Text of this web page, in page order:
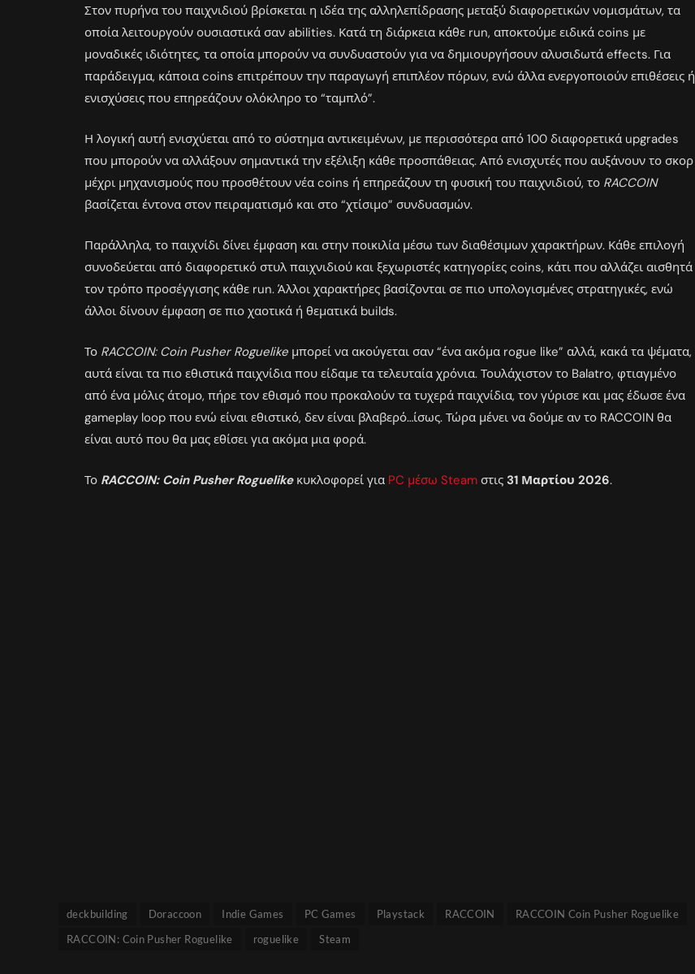
Στον πυρήνα του παιχνιδιού βρίσκεται η ιδέα της αλληλεπίδρασης μεταξύ διαφορετικών νομισμάτων, τα
οποία λειτουργούν ουσιαστικά σαν abilities. Κατά τη διάρκεια κάθε run, αποκτούμε ειδικά coins με
μοναδικές ιδιότητες, τα οποία μπορούν να συνδυαστούν για να δημιουργήσουν αλυσιδωτά effects. Για
παράδειγμα, κάποια coins επιτρέπουν την παραγωγή επιπλέον πόρων, ενώ άλλα ενεργοποιούν επιθέσεις ή
ενισχύσεις που επηρεάζουν ολόκληρο το “ταμπλό”.
Η λογική αυτή ενισχύεται από το σύστημα αντικειμένων, με περισσότερα από 100 διαφορετικά upgrades
που μπορούν να αλλάξουν σημαντικά την εξέλιξη κάθε προσπάθειας. Από ενισχυτές που αυξάνουν το σκορ
μέχρι μηχανισμούς που προσθέτουν νέα coins ή επηρεάζουν τη φυσική του παιχνιδιού, το RACCOIN
βασίζεται έντονα στον πειραματισμό και στο “χτίσιμο” συνδυασμών.
Παράλληλα, το παιχνίδι δίνει έμφαση και στην ποικιλία μέσω των διαθέσιμων χαρακτήρων. Κάθε επιλογή
συνοδεύεται από διαφορετικό στυλ παιχνιδιού και ξεχωριστές κατηγορίες coins, κάτι που αλλάζει αισθητά
τον τρόπο προσέγγισης κάθε run. Άλλοι χαρακτήρες βασίζονται σε πιο υπολογισμένες στρατηγικές, ενώ
άλλοι δίνουν έμφαση σε πιο χαοτικά ή θεματικά builds.
Το RACCOIN: Coin Pusher Roguelike μπορεί να ακούγεται σαν “ένα ακόμα rogue like” αλλά, κακά τα ψέματα,
αυτά είναι τα πιο εθιστικά παιχνίδια που είδαμε τα τελευταία χρόνια. Τουλάχιστον το Balatro, φτιαγμένο
από ένα μόλις άτομο, πήρε τον εθισμό που προκαλούν τα τυχερά παιχνίδια, τον γύρισε και μας έδωσε ένα
gameplay loop που ενώ είναι εθιστικό, δεν είναι βλαβερό…ίσως. Τώρα μένει να δούμε αν το RACCOIN θα
είναι αυτό που θα μας εθίσει για ακόμα μια φορά.
Το RACCOIN: Coin Pusher Roguelikeκυκλοφορεί για PC μέσω Steam στις31 Μαρτίου 2026.
deckbuilding Doraccoon Indie Games PC Games Playstack RACCOIN
RACCOIN Coin Pusher Roguelike
RACCOIN: Coin Pusher Roguelike
roguelike Steam